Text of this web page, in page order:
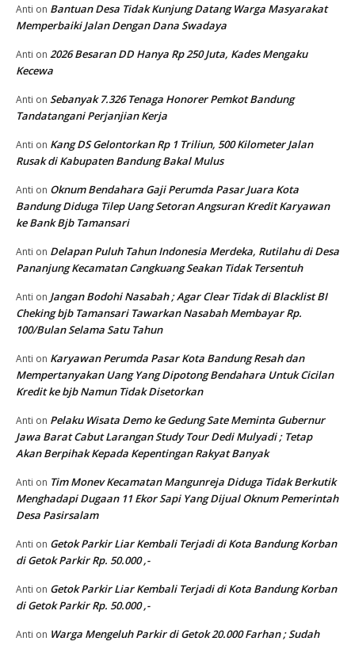
Anti on Bantuan Desa Tidak Kunjung Datang Warga Masyarakat
Memperbaiki Jalan Dengan Dana Swadaya
Anti on 2026 Besaran DD Hanya Rp 250 Juta, Kades Mengaku
Kecewa
Anti on Sebanyak 7.326 Tenaga Honorer Pemkot Bandung
Tandatangani Perjanjian Kerja
Anti on Kang DS Gelontorkan Rp 1 Triliun, 500 Kilometer Jalan
Rusak di Kabupaten Bandung Bakal Mulus
Anti on Oknum Bendahara Gaji Perumda Pasar Juara Kota
Bandung Diduga Tilep Uang Setoran Angsuran Kredit Karyawan
ke Bank Bjb Tamansari
Anti on Delapan Puluh Tahun Indonesia Merdeka, Rutilahu di Desa
Pananjung Kecamatan Cangkuang Seakan Tidak Tersentuh
Anti on Jangan Bodohi Nasabah ; Agar Clear Tidak di Blacklist BI
Cheking bjb Tamansari Tawarkan Nasabah Membayar Rp.
100/Bulan Selama Satu Tahun
Anti on Karyawan Perumda Pasar Kota Bandung Resah dan
Mempertanyakan Uang Yang Dipotong Bendahara Untuk Cicilan
Kredit ke bjb Namun Tidak Disetorkan
Anti on Pelaku Wisata Demo ke Gedung Sate Meminta Gubernur
Jawa Barat Cabut Larangan Study Tour Dedi Mulyadi ; Tetap
Akan Berpihak Kepada Kepentingan Rakyat Banyak
Anti on Tim Monev Kecamatan Mangunreja Diduga Tidak Berkutik
Menghadapi Dugaan 11 Ekor Sapi Yang Dijual Oknum Pemerintah
Desa Pasirsalam
Anti on Getok Parkir Liar Kembali Terjadi di Kota Bandung Korban
di Getok Parkir Rp. 50.000 ,-
Anti on Getok Parkir Liar Kembali Terjadi di Kota Bandung Korban
di Getok Parkir Rp. 50.000 ,-
Anti on Warga Mengeluh Parkir di Getok 20.000 Farhan ; Sudah